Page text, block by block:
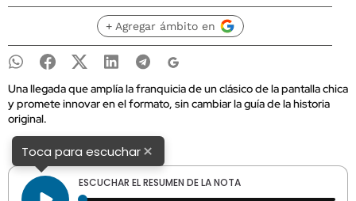
+ Agregar ámbito en
Una llegada que amplía la franquicia de un clásico de la pantalla chica
y promete innovar en el formato, sin cambiar la guía de la historia
original.
Toca para escuchar×
ESCUCHAR EL RESUMEN DE LA NOTA